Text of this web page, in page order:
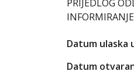
PRIJEDLOG
Datum ulaska
Datum